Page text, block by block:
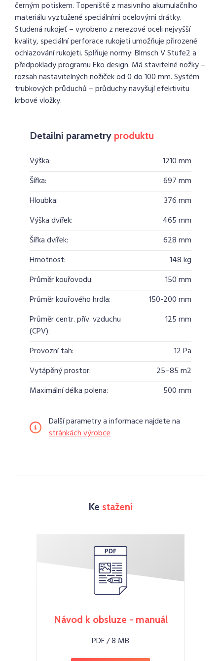
černým potiskem. Topeniště z masivního akumulačního
materiálu vyztužené speciálními ocelovými drátky.
Studená rukojeť – vyrobeno z nerezové oceli nejvyšší
kvality, speciální perforace rukojeti umožňuje přirozené
ochlazování rukojeti. Splňuje normy: Blmsch V Stufe2 a
předpoklady programu Eko design. Má stavitelné nožky –
rozsah nastavitelných nožiček od 0 do 100 mm. Systém
trubkových průduchů – průduchy navyšují efektivitu
krbové vložky.
Detailní parametry produktu
Výška:
1210 mm
Šířka:
697 mm
Hloubka:
376 mm
Výška dvířek:
465 mm
Šířka dvířek:
628 mm
Hmotnost:
148 kg
Průměr kouřovodu:
150 mm
Průměr kouřového hrdla:
150-200 mm
Průměr centr. přív. vzduchu
(CPV):
125 mm
Provozní tah:
12 Pa
Vytápěný prostor:
25–85 m2
Maximální délka polena:
500 mm
Další parametry a informace najdete na
stránkách výrobce
Ke stažení
Návod k obsluze - manuál
PDF / 8 MB